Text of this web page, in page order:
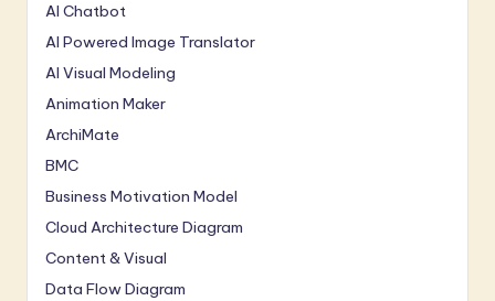
AI Chatbot
AI Powered Image Translator
AI Visual Modeling
Animation Maker
ArchiMate
BMC
Business Motivation Model
Cloud Architecture Diagram
Content & Visual
Data Flow Diagram